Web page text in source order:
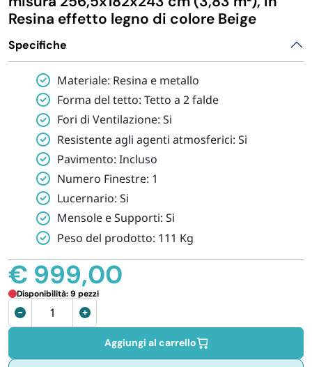
CASA E PERSONA
PERSONA E MEDICALI
AVVOLGENTI E CONTENITORI ALIMENTARI
PET
PARTY
FORNITURE SETTORE HO.RE.CA
BIODEGRADABILE
Resina effetto legno di colore Beige
Specifiche
Materiale: Resina e metallo
Forma del tetto: Tetto a 2 falde
Fori di Ventilazione: Si
Resistente agli agenti atmosferici: Si
Pavimento: Incluso
Numero Finestre: 1
Lucernario: Si
Mensole e Supporti: Si
Peso del prodotto: 111 Kg
€ 999,00
Disponibilità: 9 pezzi
Casetta
Giardino
Factor
Aggiungi al carrello